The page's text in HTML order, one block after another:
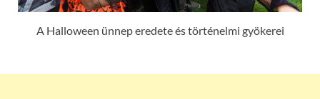
A Halloween ünnep eredete és történelmi gyökerei